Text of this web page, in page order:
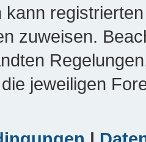
kann
zuweisen.
jeweiligen